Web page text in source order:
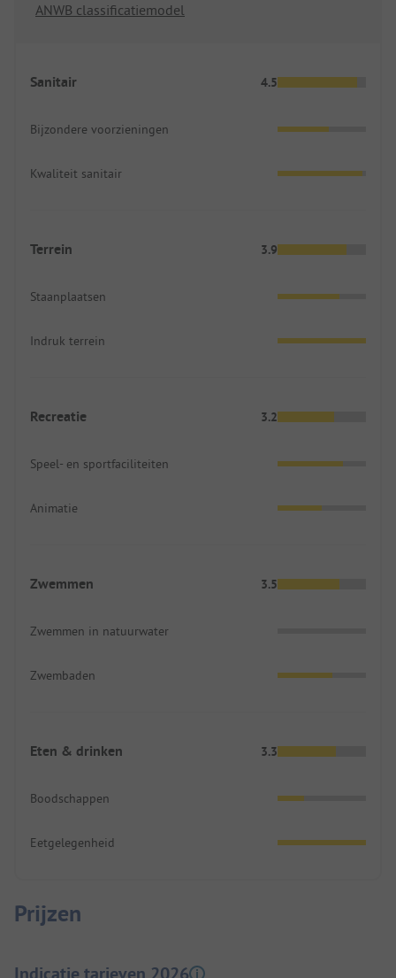
ANWB classificatiemodel
Sanitair 4.5
Bijzondere voorzieningen
Kwaliteit sanitair
Terrein 3.9
Staanplaatsen
Indruk terrein
Recreatie 3.2
Speel- en sportfaciliteiten
Animatie
Zwemmen 3.5
Zwemmen in natuurwater
Zwembaden
Eten & drinken 3.3
Boodschappen
Eetgelegenheid
Prijzen